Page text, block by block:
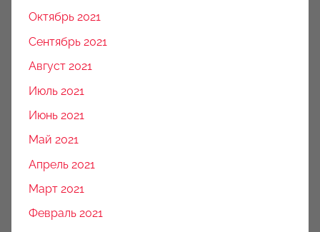
Октябрь 2021
Сентябрь 2021
Август 2021
Июль 2021
Июнь 2021
Май 2021
Апрель 2021
Март 2021
Февраль 2021